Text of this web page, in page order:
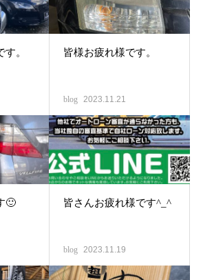
。 皆様お疲れ様です。
blog 2023.11.21
🙂 皆さんお疲れ様です^_^
blog 2023.11.19